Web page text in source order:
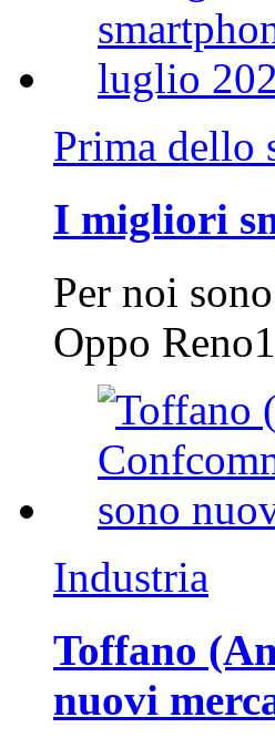
Prima dello
I migliori
Per noi
Oppo
Industria
Toffano
nuovi